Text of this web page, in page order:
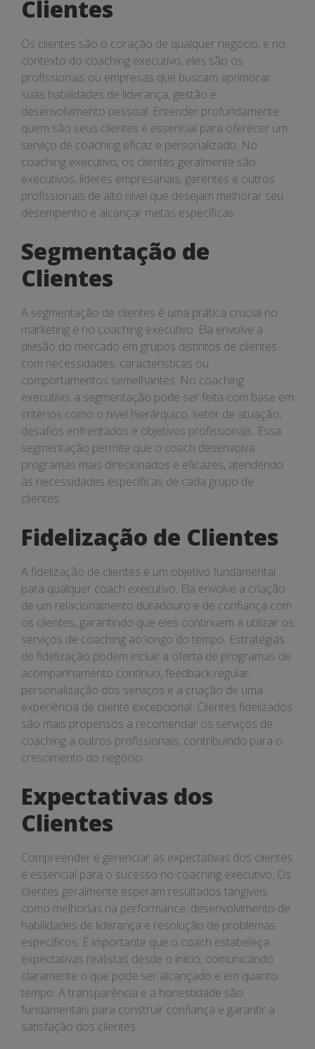
Clientes
Os clientes são o coração de qualquer negócio, e no
contexto do coaching executivo, eles são os
profissionais ou empresas que buscam aprimorar
suas habilidades de liderança, gestão e
desenvolvimento pessoal. Entender profundamente
quem são seus clientes é essencial para oferecer um
serviço de coaching eficaz e personalizado. No
coaching executivo, os clientes geralmente são
executivos, líderes empresariais, gerentes e outros
profissionais de alto nível que desejam melhorar seu
desempenho e alcançar metas específicas.
Segmentação de
Clientes
A segmentação de clientes é uma prática crucial no
marketing e no coaching executivo. Ela envolve a
divisão do mercado em grupos distintos de clientes
com necessidades, características ou
comportamentos semelhantes. No coaching
executivo, a segmentação pode ser feita com base em
critérios como o nível hierárquico, setor de atuação,
desafios enfrentados e objetivos profissionais. Essa
segmentação permite que o coach desenvolva
programas mais direcionados e eficazes, atendendo
às necessidades específicas de cada grupo de
clientes.
Fidelização de Clientes
A fidelização de clientes é um objetivo fundamental
para qualquer coach executivo. Ela envolve a criação
de um relacionamento duradouro e de confiança com
os clientes, garantindo que eles continuem a utilizar os
serviços de coaching ao longo do tempo. Estratégias
de fidelização podem incluir a oferta de programas de
acompanhamento contínuo, feedback regular,
personalização dos serviços e a criação de uma
experiência de cliente excepcional. Clientes fidelizados
são mais propensos a recomendar os serviços de
coaching a outros profissionais, contribuindo para o
crescimento do negócio.
Expectativas dos
Clientes
Compreender e gerenciar as expectativas dos clientes
é essencial para o sucesso no coaching executivo. Os
clientes geralmente esperam resultados tangíveis,
como melhorias na performance, desenvolvimento de
habilidades de liderança e resolução de problemas
específicos. É importante que o coach estabeleça
expectativas realistas desde o início, comunicando
claramente o que pode ser alcançado e em quanto
tempo. A transparência e a honestidade são
fundamentais para construir confiança e garantir a
satisfação dos clientes.